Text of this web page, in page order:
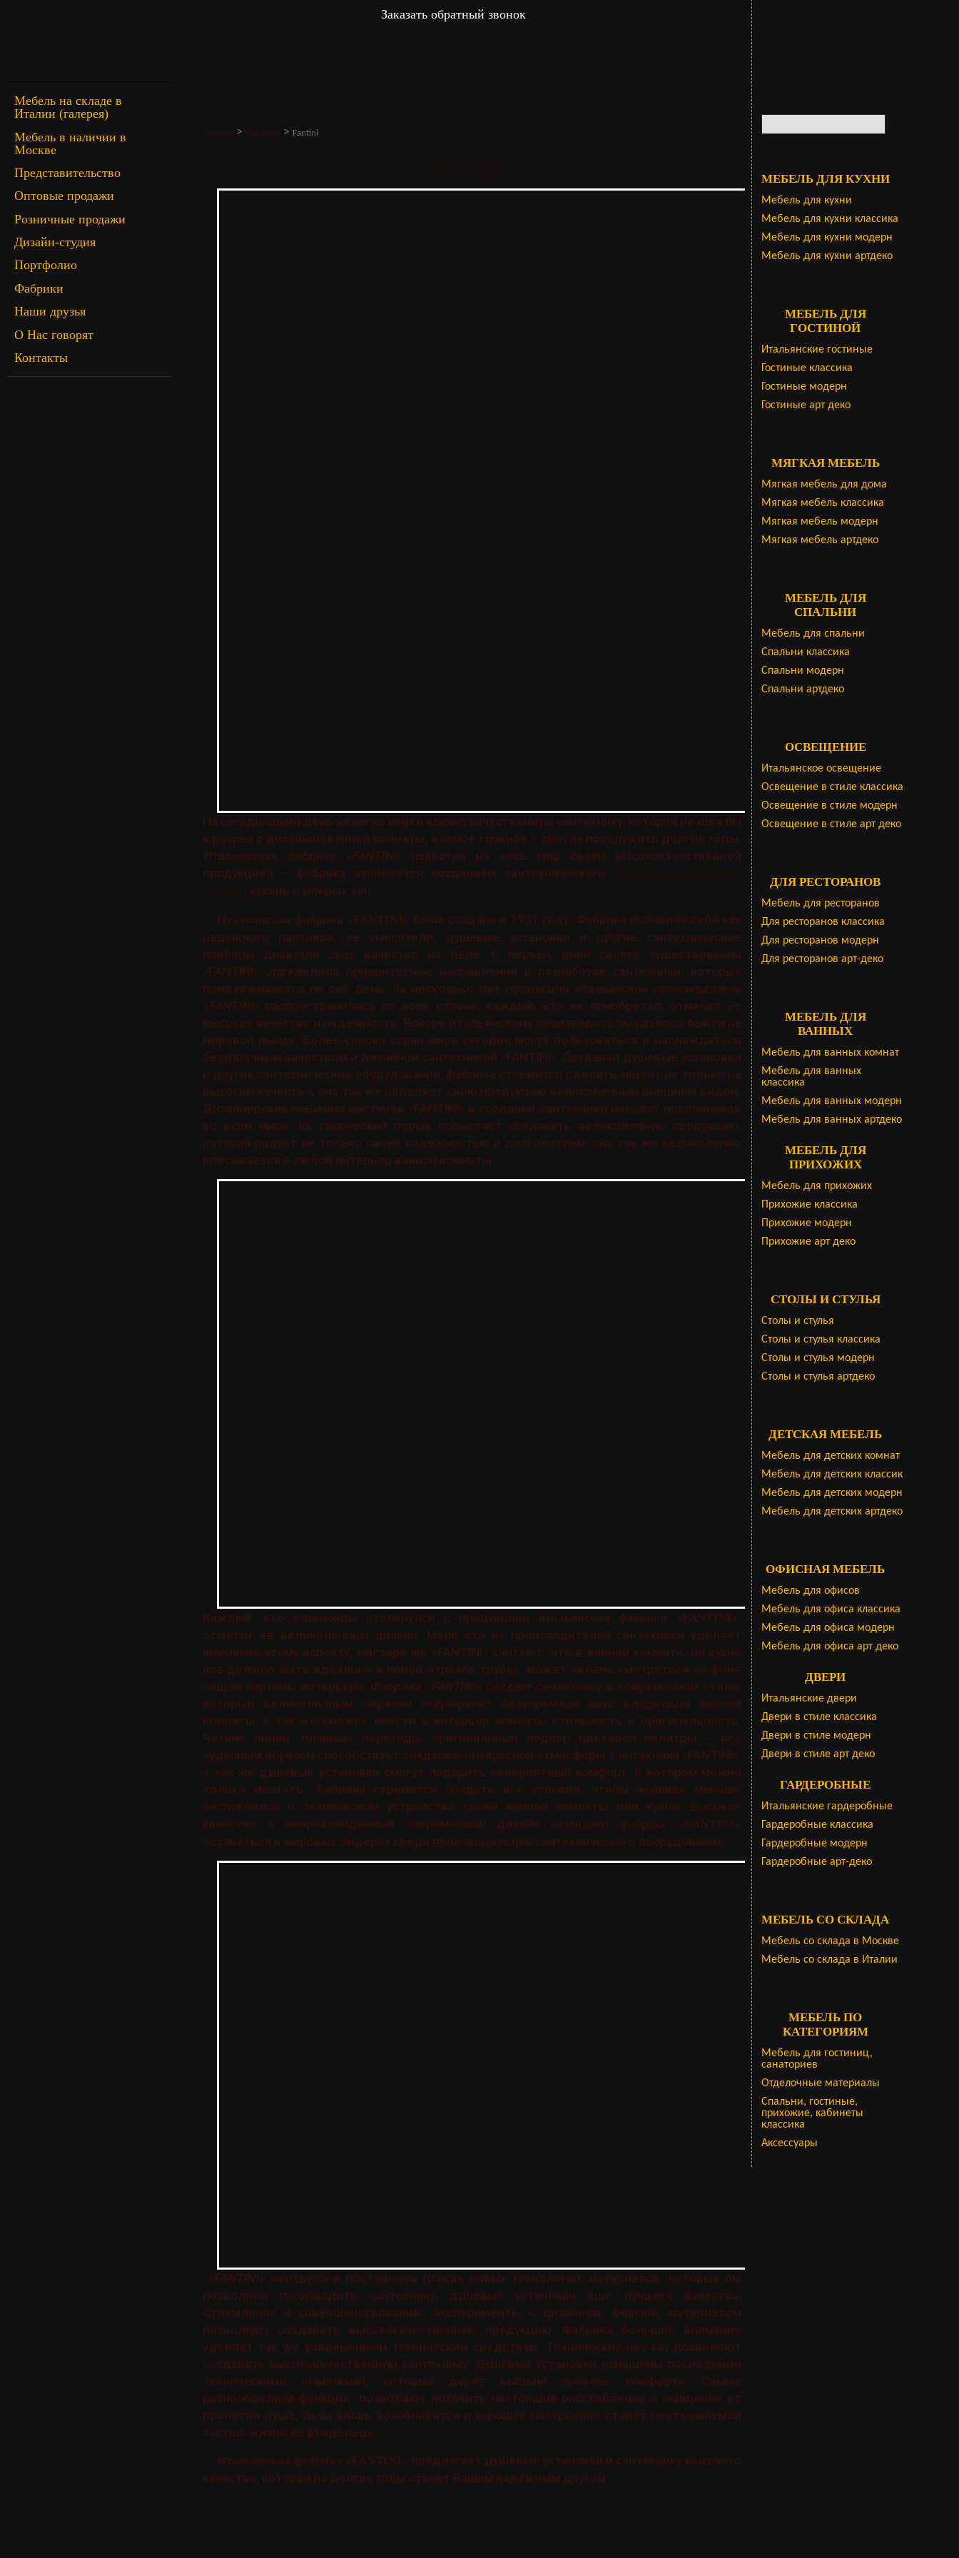
Заказать обратный звонок
Мебель на складе в
Италии (галерея)
Мебель в наличии в
Москве
Представительство
Оптовые продажи
Розничные продажи
Дизайн-студия
Портфолио
Фабрики
Наши друзья
О Нас говорят
Контакты
Главная > Фабрики > Fantini
На сегодняшний день нелегко найти высококачественную сантехнику, которая не шла бы
в разрез с дизайном ванной комнаты, а самое главное – смогла прослужить долгие годы.
Итальянская фабрика «FANTINI»известна на весь мир своей высококачественной
продукцией – фабрика занимается созданием сантехнического
, кухонь и мокрых зон.
Итальянская фабрика «FANTINI» была создана в 1951 году. Фабрика проявила себя как
надежного партнера, ее смесители, душевые установки и другие сантехнические
приборы доказали свое качество на деле. С первых дней своего существования
«FANTINI» определила приоритетные направления в разработке сантехники, которых
придерживается по сей день. За несколько лет продукция итальянский производитель
«FANTINI»распространилась по всей стране, каждый, кто ее приобретал, отмечал ее
высокое качество и надежность. Вскоре итальянскому производителю удалось выйти на
мировой рынок. Более сорока стран мира сегодня могут пользоваться и наслаждаться
безупречным качеством и дизайном сантехникой «FANTINI». Создавая душевые установки
и другие сантехнические оборудования, фабрика стремится сделать акцент не только на
высоком качестве, она так же наделяет свою продукцию великолепным внешним видом.
Дизайнерские решения мастеров «FANTINI» в создании сантехники находят поклонников
во всем мире, их творческий порыв позволяет создавать великолепную продукцию,
которая радует не только своей надежностью и долголетием, она так же великолепно
вписывается в любой интерьер ванной комнаты.
Каждый, кто единожды столкнулся с продукцией итальянская фабрика «FANTINI»,
отметит ее великолепный дизайн. Мало кто из производителей сантехники уделяет
внимание этому аспекту, мастера же «FANTINI» считают, что в ванной комнате, на кухне
все должно быть идеально и порой отрезок трубы, может нелепо смотреться на фоне
общей картины интерьера. Фабрика «FANTINI» создаетсантехнику в современном стиле,
который великолепным образом подчеркнет безупречный вкус владельца ванной
комнаты, а так же сможет внести в интерьер комнаты стильность и оригинальность.
Четкие линии, плавные переходы, оригинальный подбор цветовой палитры – все
чудесным образом способствует созданию прекрасной атмосферы. Сантехника «FANTINI»,
а так же душевые установки смогут подарить невероятный комфорт, о котором можно
только мечтать. Фабрика стремится создать все условия, чтобы человек меньше
беспокоился о техническом устройстве своей ванной комнаты или кухни. Высокое
качество и непревзойденный современный дизайн позволяют фабрике «FANTINI»
оставаться в мировых лидерах среди производителей сантехнического оборудования.
«FANTINI» находитсяв постоянном поиске новых технологий, материалов, которые бы
позволяли производить сантехнику, душевые установки еще лучшего качества.
Стремление к совершенствованию, эксперименты с дизайном, формой, материалом
позволяют создавать высококачественную продукцию. Фабрика большое внимание
уделяет так же современным техническим средствам. Технические ноу-хау позволяют
создавать высококачественную сантехнику. Душевые установки оснащены последними
техническими новинками, которые дарят высший уровень комфорта. Самые
разнообразные функции позволяют получить настоящие расслабление и очищение от
принятия душа, силы вновь возобновятся и хорошее настроение станет неотъемлемой
частью жизни ее владельца.
Итальянская фабрика «FANTINI» предлагает душевые установки и сантехнику высокого
качества, которая на долгие годы станет Вашим надежным другом.
МЕБЕЛЬ ДЛЯ КУХНИ
Мебель для кухни
Мебель для кухни классика
Мебель для кухни модерн
Мебель для кухни артдеко
МЕБЕЛЬ ДЛЯ
ГОСТИНОЙ
Итальянские гостиные
Гостиные классика
Гостиные модерн
Гостиные арт деко
МЯГКАЯ МЕБЕЛЬ
Мягкая мебель для дома
Мягкая мебель классика
Мягкая мебель модерн
Мягкая мебель артдеко
МЕБЕЛЬ ДЛЯ
СПАЛЬНИ
Мебель для спальни
Cпальни классика
Спальни модерн
Спальни артдеко
ОСВЕЩЕНИЕ
Итальянское освещение
Освещение в стиле классика
Освещение в стиле модерн
Освещение в стиле арт деко
ДЛЯ РЕСТОРАНОВ
Мебель для ресторанов
Для ресторанов классика
Для ресторанов модерн
Для ресторанов арт-деко
МЕБЕЛЬ ДЛЯ
ВАННЫХ
Мебель для ванных комнат
Мебель для ванных
классика
Мебель для ванных модерн
Мебель для ванных артдеко
МЕБЕЛЬ ДЛЯ
ПРИХОЖИХ
Мебель для прихожих
Прихожие классика
Прихожие модерн
Прихожие арт деко
СТОЛЫ И СТУЛЬЯ
Столы и стулья
Столы и стулья классика
Столы и стулья модерн
Столы и стулья артдеко
ДЕТСКАЯ МЕБЕЛЬ
Мебель для детских комнат
Мебель для детских классик
Мебель для детских модерн
Мебель для детских артдеко
ОФИСНАЯ МЕБЕЛЬ
Мебель для офисов
Мебель для офиса классика
Мебель для офиса модерн
Мебель для офиса арт деко
ДВЕРИ
Итальянские двери
Двери в стиле классика
Двери в стиле модерн
Двери в стиле арт деко
ГАРДЕРОБНЫЕ
Итальянские гардеробные
Гардеробные классика
Гардеробные модерн
Гардеробные арт-деко
МЕБЕЛЬ СО СКЛАДА
Мебель со склада в Москве
Мебель со склада в Италии
МЕБЕЛЬ ПО
КАТЕГОРИЯМ
Мебель для гостиниц,
санаториев
Отделочные материалы
Спальни, гостиные,
прихожие, кабинеты
классика
Аксессуары